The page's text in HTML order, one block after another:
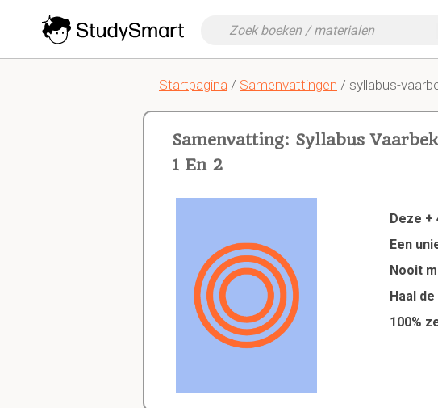
Startpagina / Samenvattingen / syllabus-
Samenvatting: Syllabus
1 En 2
Deze +
Een
Nooit
Haal
100%